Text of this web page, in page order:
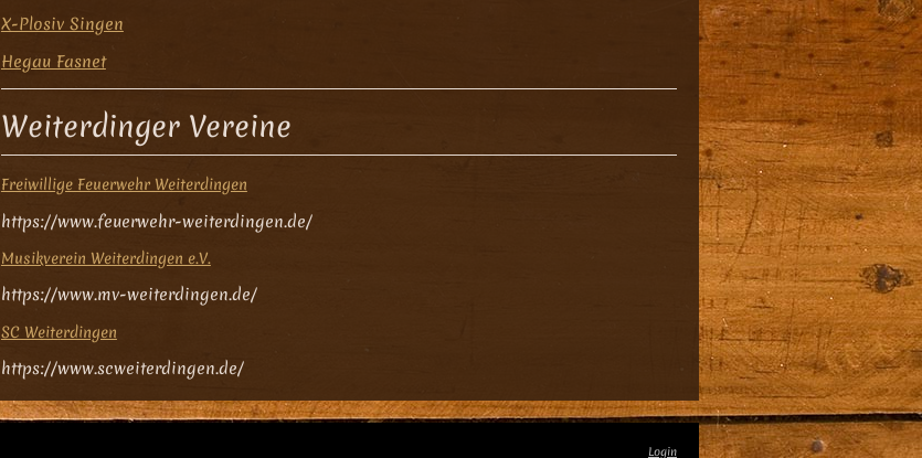
X-Plosiv Singen
Hegau Fasnet
Weiterdinger Vereine
Freiwillige Feuerwehr Weiterdingen
https://www.feuerwehr-weiterdingen.de/
Musikverein Weiterdingen e.V.
https://www.mv-weiterdingen.de/
SC Weiterdingen
https://www.scweiterdingen.de/
Login